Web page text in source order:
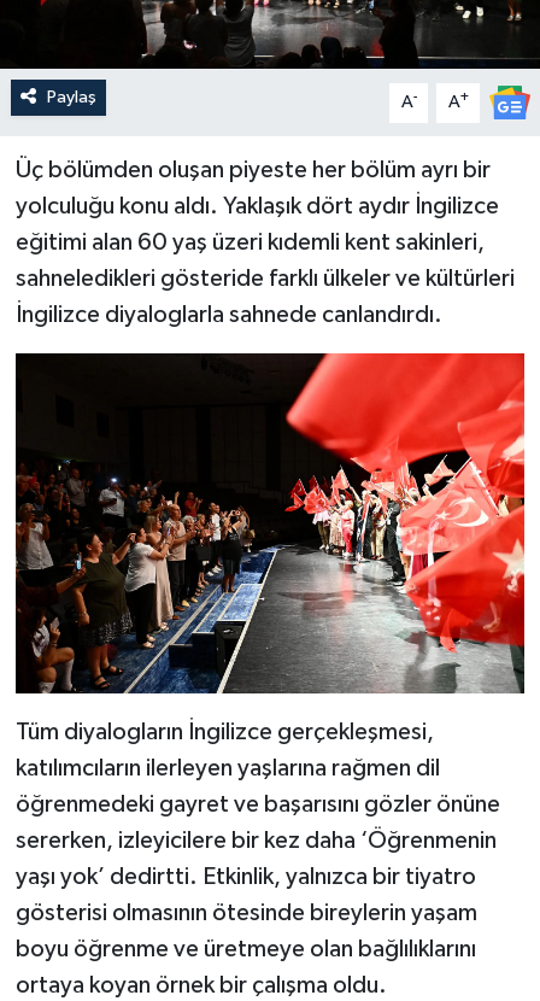
Paylaş A- A+
Üç bölümden oluşan piyeste her bölüm ayrı bir
yolculuğu konu aldı. Yaklaşık dört aydır İngilizce
eğitimi alan 60 yaş üzeri kıdemli kent sakinleri,
sahneledikleri gösteride farklı ülkeler ve kültürleri
İngilizce diyaloglarla sahnede canlandırdı.
Tüm diyalogların İngilizce gerçekleşmesi,
katılımcıların ilerleyen yaşlarına rağmen dil
öğrenmedeki gayret ve başarısını gözler önüne
sererken, izleyicilere bir kez daha ‘Öğrenmenin
yaşı yok’ dedirtti. Etkinlik, yalnızca bir tiyatro
gösterisi olmasının ötesinde bireylerin yaşam
boyu öğrenme ve üretmeye olan bağlılıklarını
ortaya koyan örnek bir çalışma oldu.
Sağlık & Yaşam
Siyaset